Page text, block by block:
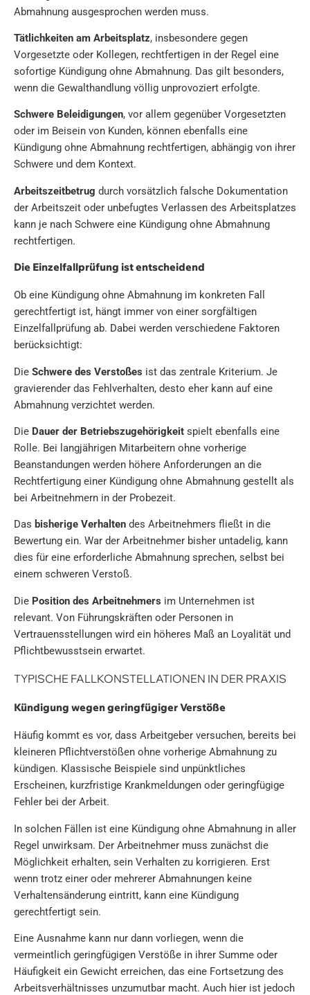
Abmahnung ausgesprochen werden muss.
Tätlichkeiten am Arbeitsplatz, insbesondere gegen
Vorgesetzte oder Kollegen, rechtfertigen in der Regel eine
sofortige Kündigung ohne Abmahnung. Das gilt besonders,
wenn die Gewalthandlung völlig unprovoziert erfolgte.
Schwere Beleidigungen, vor allem gegenüber Vorgesetzten
oder im Beisein von Kunden, können ebenfalls eine
Kündigung ohne Abmahnung rechtfertigen, abhängig von ihrer
Schwere und dem Kontext.
Arbeitszeitbetrug durch vorsätzlich falsche Dokumentation
der Arbeitszeit oder unbefugtes Verlassen des Arbeitsplatzes
kann je nach Schwere eine Kündigung ohne Abmahnung
rechtfertigen.
Die Einzelfallprüfung ist entscheidend
Ob eine Kündigung ohne Abmahnung im konkreten Fall
gerechtfertigt ist, hängt immer von einer sorgfältigen
Einzelfallprüfung ab. Dabei werden verschiedene Faktoren
berücksichtigt:
Die Schwere des Verstoßes ist das zentrale Kriterium. Je
gravierender das Fehlverhalten, desto eher kann auf eine
Abmahnung verzichtet werden.
Die Dauer der Betriebszugehörigkeit spielt ebenfalls eine
Rolle. Bei langjährigen Mitarbeitern ohne vorherige
Beanstandungen werden höhere Anforderungen an die
Rechtfertigung einer Kündigung ohne Abmahnung gestellt als
bei Arbeitnehmern in der Probezeit.
Das bisherige Verhalten des Arbeitnehmers fließt in die
Bewertung ein. War der Arbeitnehmer bisher untadelig, kann
dies für eine erforderliche Abmahnung sprechen, selbst bei
einem schweren Verstoß.
Die Position des Arbeitnehmers im Unternehmen ist
relevant. Von Führungskräften oder Personen in
Vertrauensstellungen wird ein höheres Maß an Loyalität und
Pflichtbewusstsein erwartet.
TYPISCHE FALLKONSTELLATIONEN IN DER PRAXIS
Kündigung wegen geringfügiger Verstöße
Häufig kommt es vor, dass Arbeitgeber versuchen, bereits bei
kleineren Pflichtverstößen ohne vorherige Abmahnung zu
kündigen. Klassische Beispiele sind unpünktliches
Erscheinen, kurzfristige Krankmeldungen oder geringfügige
Fehler bei der Arbeit.
In solchen Fällen ist eine Kündigung ohne Abmahnung in aller
Regel unwirksam. Der Arbeitnehmer muss zunächst die
Möglichkeit erhalten, sein Verhalten zu korrigieren. Erst
wenn trotz einer oder mehrerer Abmahnungen keine
Verhaltensänderung eintritt, kann eine Kündigung
gerechtfertigt sein.
Eine Ausnahme kann nur dann vorliegen, wenn die
vermeintlich geringfügigen Verstöße in ihrer Summe oder
Häufigkeit ein Gewicht erreichen, das eine Fortsetzung des
Arbeitsverhältnisses unzumutbar macht. Auch hier ist jedoch